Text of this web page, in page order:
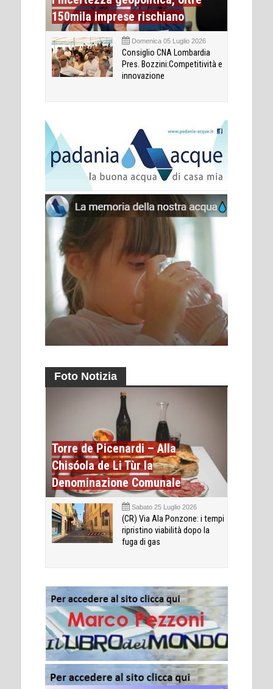
150mila imprese rischiano
Domenica 05 Luglio 2026
Consiglio CNA Lombardia
Pres. Bozzini:Competitività e
innovazione
Foto Notizia
Torre de Picenardi – Alla
Chisóola de Li Tùr la
Denominazione Comunale
Sabato 25 Luglio 2026
(CR) Via Ala Ponzone: i tempi
ripristino viabilità dopo la
fuga di gas